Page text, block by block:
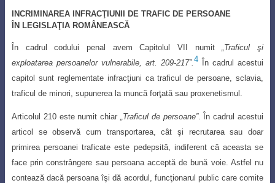
INCRIMINAREA INFRACŢIUNII DE TRAFIC DE PERSOANE
ÎN LEGISLAŢIA ROMÂNEASCĂ
În cadrul codului penal avemCapitolul VII numit „Traficulşi
exploatarea persoanelor vulnerabile, art. 209-217”.4 În cadrul acestui
capitol sunt reglementate infracţiuni ca traficul de persoane, sclavia,
traficul de minori, supunerea la muncă forţată sau proxenetismul.
Articolul 210 este numit chiar „Traficul de persoane”. În cadrul acestui
articol se observă cum transportarea, câtşi recrutarea sau doar
primirea persoanei traficate este pedepsită, indiferent că aceasta se
face prin constrângere sau persoana acceptă de bună voie. Astfel nu
contează dacă persoana îşi dă acordul, funcţionarul public care comite